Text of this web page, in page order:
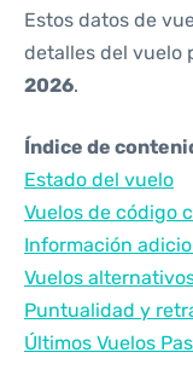
Estos datos de
detalles del vuelo
2026.
Índice de
Estado del vuelo
Vuelos de código
Información
Vuelos
Puntualidad y
Últimos Vuelos